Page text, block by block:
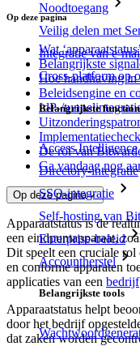
Noodtoegang
Veilig delen met
Integratie van e-
Cross-platform op
Belangrijkste
Access Intelligence
Directory-integratie
SSO-integratie
Self-hosting van
Enterprise-beleid
Accountherstel
Belangrijkste tools
Op deze pagina
Wat
Belangrijkste
Hoe handhaving
Beleidsengine en
IdP-/
De rol van
Ga vandaag nog
Op deze pagina
Apparaatstatus is de
een eindpuntapparaat,
Dit speelt een cruciale
en conforme apparaten
applicaties van een bedrijf
Apparaatstatus helpt
door het bedrijf
dat zaken worden